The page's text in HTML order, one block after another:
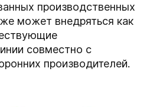
производственных
может внедряться как
совместно с
производителей.